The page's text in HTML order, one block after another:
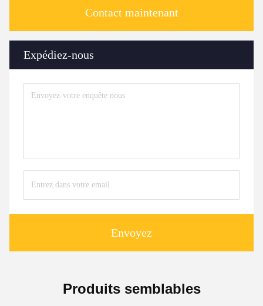
Contact maintenant
Expédiez-nous
Envoyez
Produits semblables